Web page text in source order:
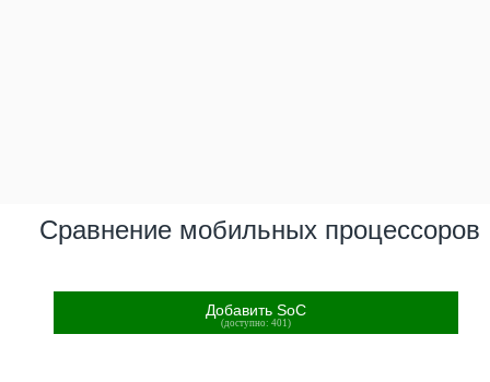
Сравнение мобильных процессоров
Добавить SoC
(доступно: 401)